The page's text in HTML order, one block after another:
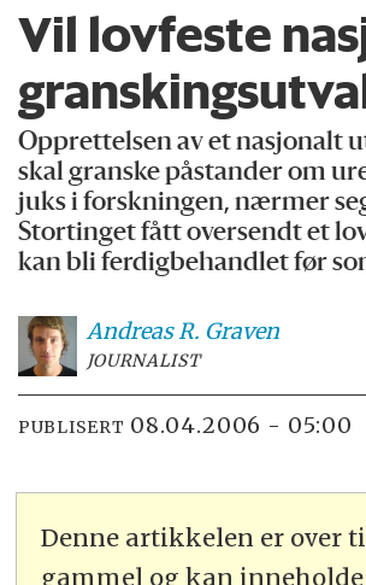
Vil lovfeste
Opprettelsen av et nasjonalt
skal granske påstander om
juks i forskningen, nærmer
Stortinget fått oversendt et
kan bli ferdigbehandlet før
Andreas R. Graven
JOURNALIST
PUBLISERT 08.04.2006 - 05:00
Denne artikkelen er over
gammel og kan